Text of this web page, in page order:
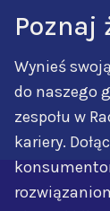
Poznaj
Wynieś
do naszego
zespołu w
kariery.